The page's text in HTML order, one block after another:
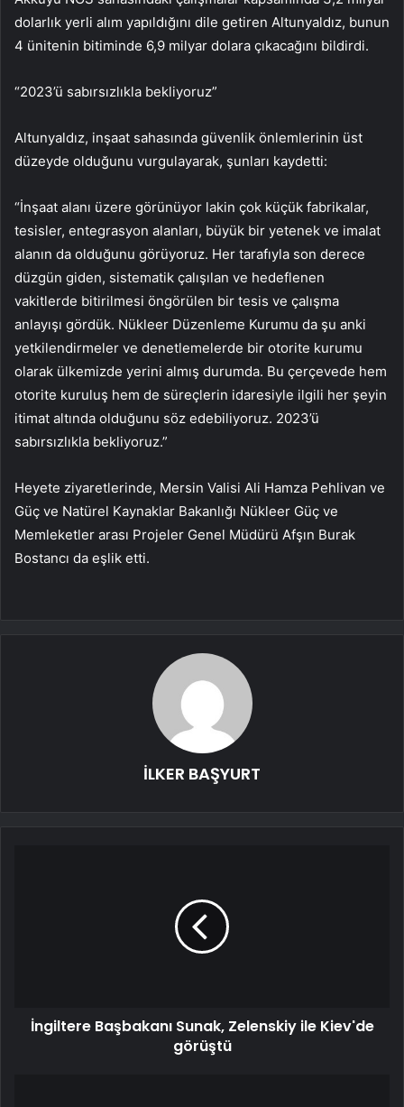
dolarlık yerli alım yapıldığını dile getiren Altunyaldız, bunun
4 ünitenin bitiminde 6,9 milyar dolara çıkacağını bildirdi.
“2023’ü sabırsızlıkla bekliyoruz”
Altunyaldız, inşaat sahasında güvenlik önlemlerinin üst
düzeyde olduğunu vurgulayarak, şunları kaydetti:
“İnşaat alanı üzere görünüyor lakin çok küçük fabrikalar,
tesisler, entegrasyon alanları, büyük bir yetenek ve imalat
alanın da olduğunu görüyoruz. Her tarafıyla son derece
düzgün giden, sistematik çalışılan ve hedeflenen
vakitlerde bitirilmesi öngörülen bir tesis ve çalışma
anlayışı gördük. Nükleer Düzenleme Kurumu da şu anki
yetkilendirmeler ve denetlemelerde bir otorite kurumu
olarak ülkemizde yerini almış durumda. Bu çerçevede hem
otorite kuruluş hem de süreçlerin idaresiyle ilgili her şeyin
itimat altında olduğunu söz edebiliyoruz. 2023’ü
sabırsızlıkla bekliyoruz.”
Heyete ziyaretlerinde, Mersin Valisi Ali Hamza Pehlivan ve
Güç ve Natürel Kaynaklar Bakanlığı Nükleer Güç ve
Memleketler arası Projeler Genel Müdürü Afşın Burak
Bostancı da eşlik etti.
İLKER BAŞYURT
İngiltere Başbakanı Sunak, Zelenskiy ile Kiev'de
görüştü